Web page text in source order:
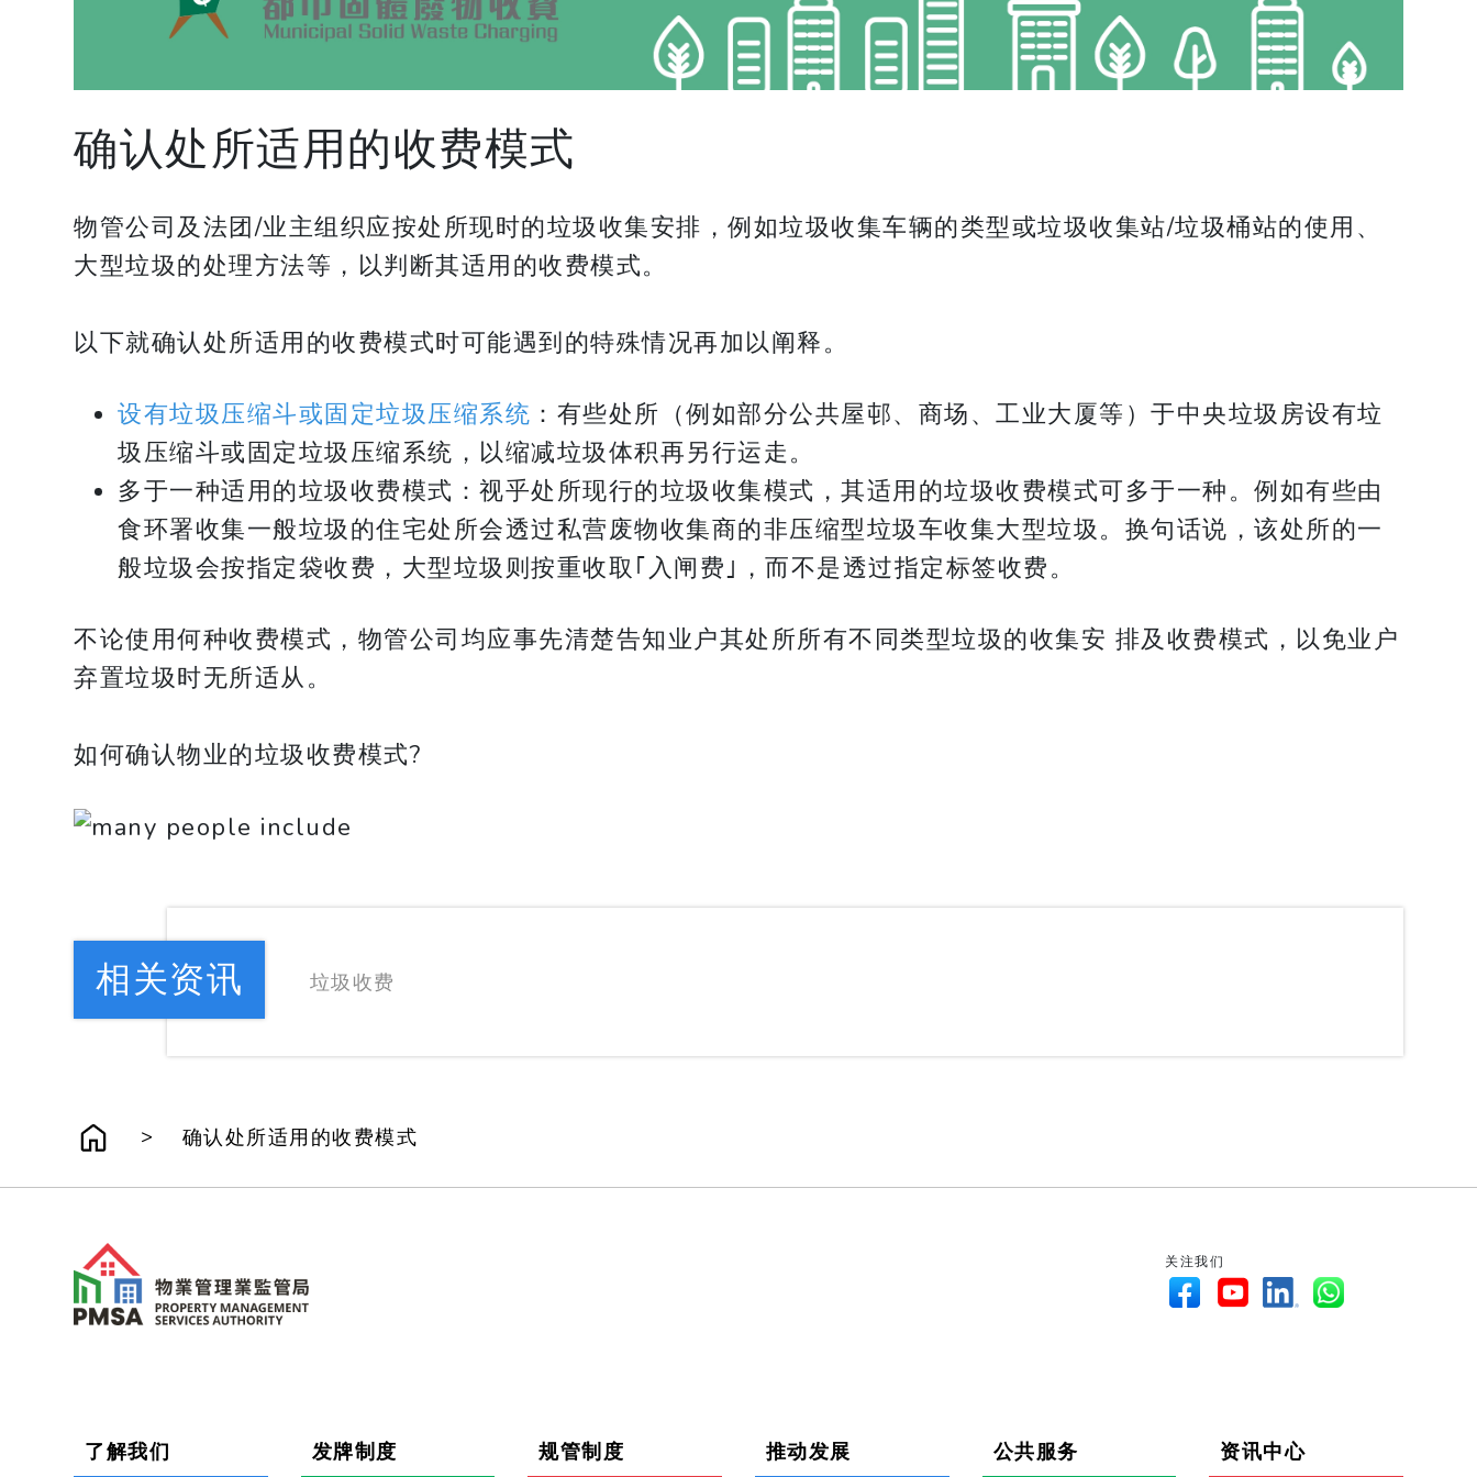
确认处所适用的收费模式
物管公司及法团/业主组织应按处所现时的垃圾收集安排，例如垃圾收集车辆的类型或垃圾收集站/垃圾桶站的使用、
大型垃圾的处理方法等，以判断其适用的收费模式。
​​​​​​​以下就确认处所适用的收费模式时可能遇到的特殊情况再加以阐释。
设有垃圾压缩斗或固定垃圾压缩系统 ：有些处所（例如部分公共屋邨、商场、工业大厦等）于中央垃圾房设有垃
圾压缩斗或固定垃圾压缩系统，以缩减垃圾体积再另行运走。
多于一种适用的垃圾收费模式：视乎处所现行的垃圾收集模式，其适用的垃圾收费模式可多于一种。例如有些由
食环署收集一般垃圾的住宅处所会透过私营废物收集商的非压缩型垃圾车收集大型垃圾。换句话说，该处所的一
般垃圾会按指定袋收费，大型垃圾则按重收取｢入闸费｣，而不是透过指定标签收费。
不论使用何种收费模式，物管公司均应事先清楚告知业户其处所所有不同类型垃圾的收集安 排及收费模式，以免业户
弃置垃圾时无所适从。
​​​​​​​如何确认物业的垃圾收费模式?
垃圾收费
相关资讯
> 确认处所适用的收费模式
关注我们
了解我们 发牌制度 规管制度 推动发展 公共服务 资讯中心